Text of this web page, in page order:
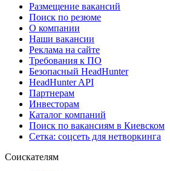
Размещение вакансий
Поиск по резюме
О компании
Наши вакансии
Реклама на сайте
Требования к ПО
Безопасный HeadHunter
HeadHunter API
Партнерам
Инвесторам
Каталог компаний
Поиск по вакансиям в Киевском
Сетка: соцсеть для нетворкинга
Соискателям